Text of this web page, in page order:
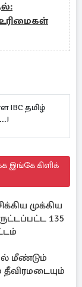
IBC தமிழ்
இங்கே கிளிக்
முக்கிய
135
மீண்டும்
தீவிரமடையும்